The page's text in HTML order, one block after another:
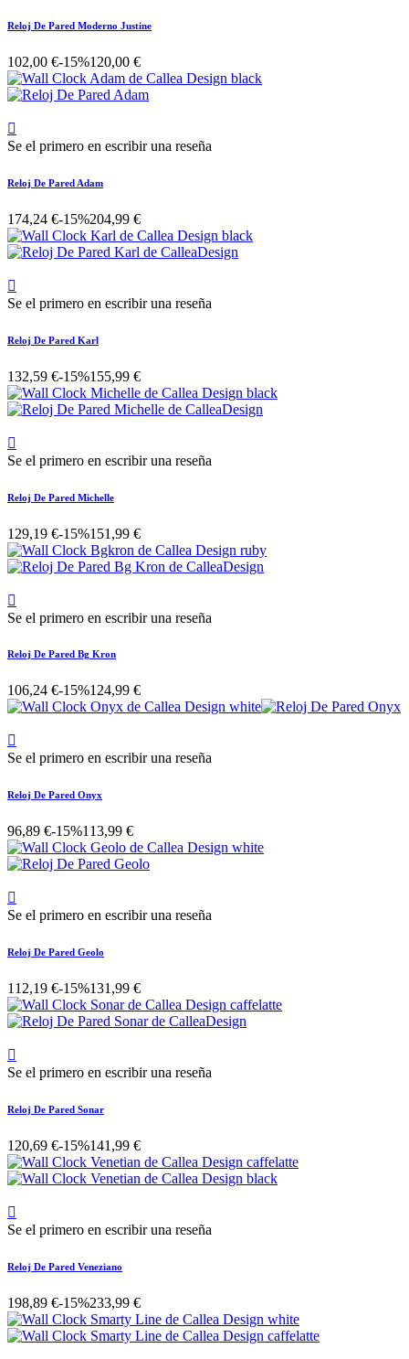
Reloj De Pared Moderno Justine
102,00 €-15%120,00 €

Se el primero en escribir una reseña
Reloj De Pared Adam
174,24 €-15%204,99 €

Se el primero en escribir una reseña
Reloj De Pared Karl
132,59 €-15%155,99 €

Se el primero en escribir una reseña
Reloj De Pared Michelle
129,19 €-15%151,99 €

Se el primero en escribir una reseña
Reloj De Pared Bg Kron
106,24 €-15%124,99 €

Se el primero en escribir una reseña
Reloj De Pared Onyx
96,89 €-15%113,99 €

Se el primero en escribir una reseña
Reloj De Pared Geolo
112,19 €-15%131,99 €

Se el primero en escribir una reseña
Reloj De Pared Sonar
120,69 €-15%141,99 €

Se el primero en escribir una reseña
Reloj De Pared Veneziano
198,89 €-15%233,99 €